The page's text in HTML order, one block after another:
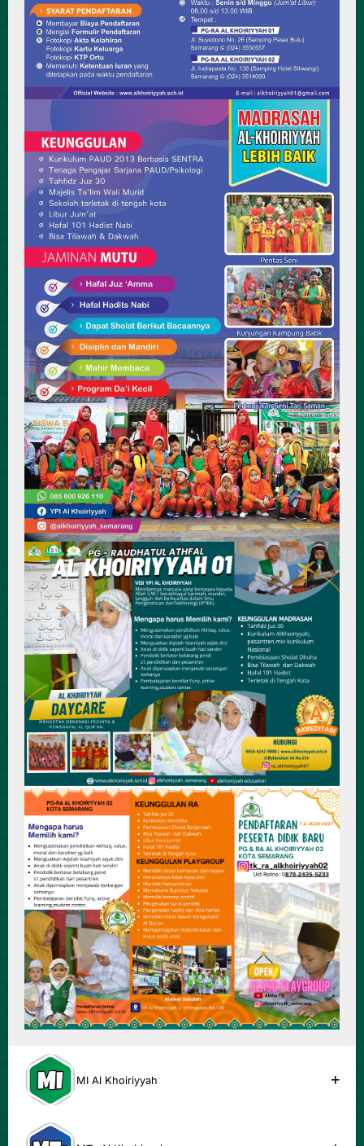
MI Al Khoiriyyah